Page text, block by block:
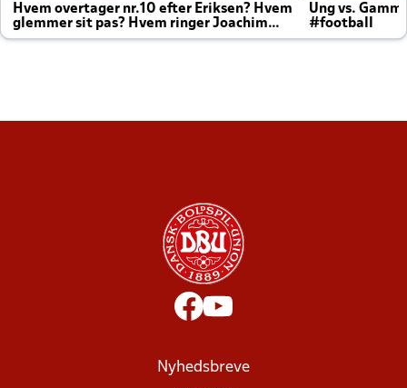
Hvem overtager nr.10 efter Eriksen? Hvem
glemmer sit pas? Hvem ringer Joachim
altid til efter kampe?
Ung vs.
#football
Nyhedsbreve